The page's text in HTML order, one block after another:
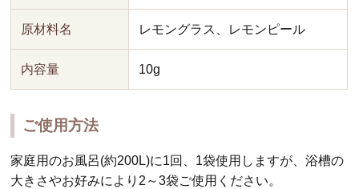
原材料名 レモングラス、レモンピール
内容量 10g
ご使用方法
家庭用のお風呂(約200L)に1回、1袋使用しますが、浴槽の
大きさやお好みにより2～3袋ご使用ください。